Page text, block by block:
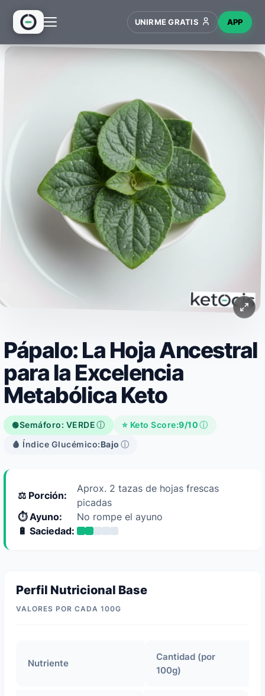
HUB
WIKI
NUEVO
UNIRME GRATIS APP
Pápalo: La Hoja Ancestral
para la Excelencia
Metabólica Keto
🟢Semáforo: VERDEⓘ ⭐ Keto Score:9/10ⓘ
🩸 Índice Glucémico:Bajo ⓘ
⚖️ Porción:
Aprox. 2 tazas de hojas frescas
picadas
⏱️ Ayuno:
No rompe el ayuno
🔋 Saciedad:
Perfil Nutricional Base
VALORES POR CADA 100G
Nutriente
Cantidad (por
100g)